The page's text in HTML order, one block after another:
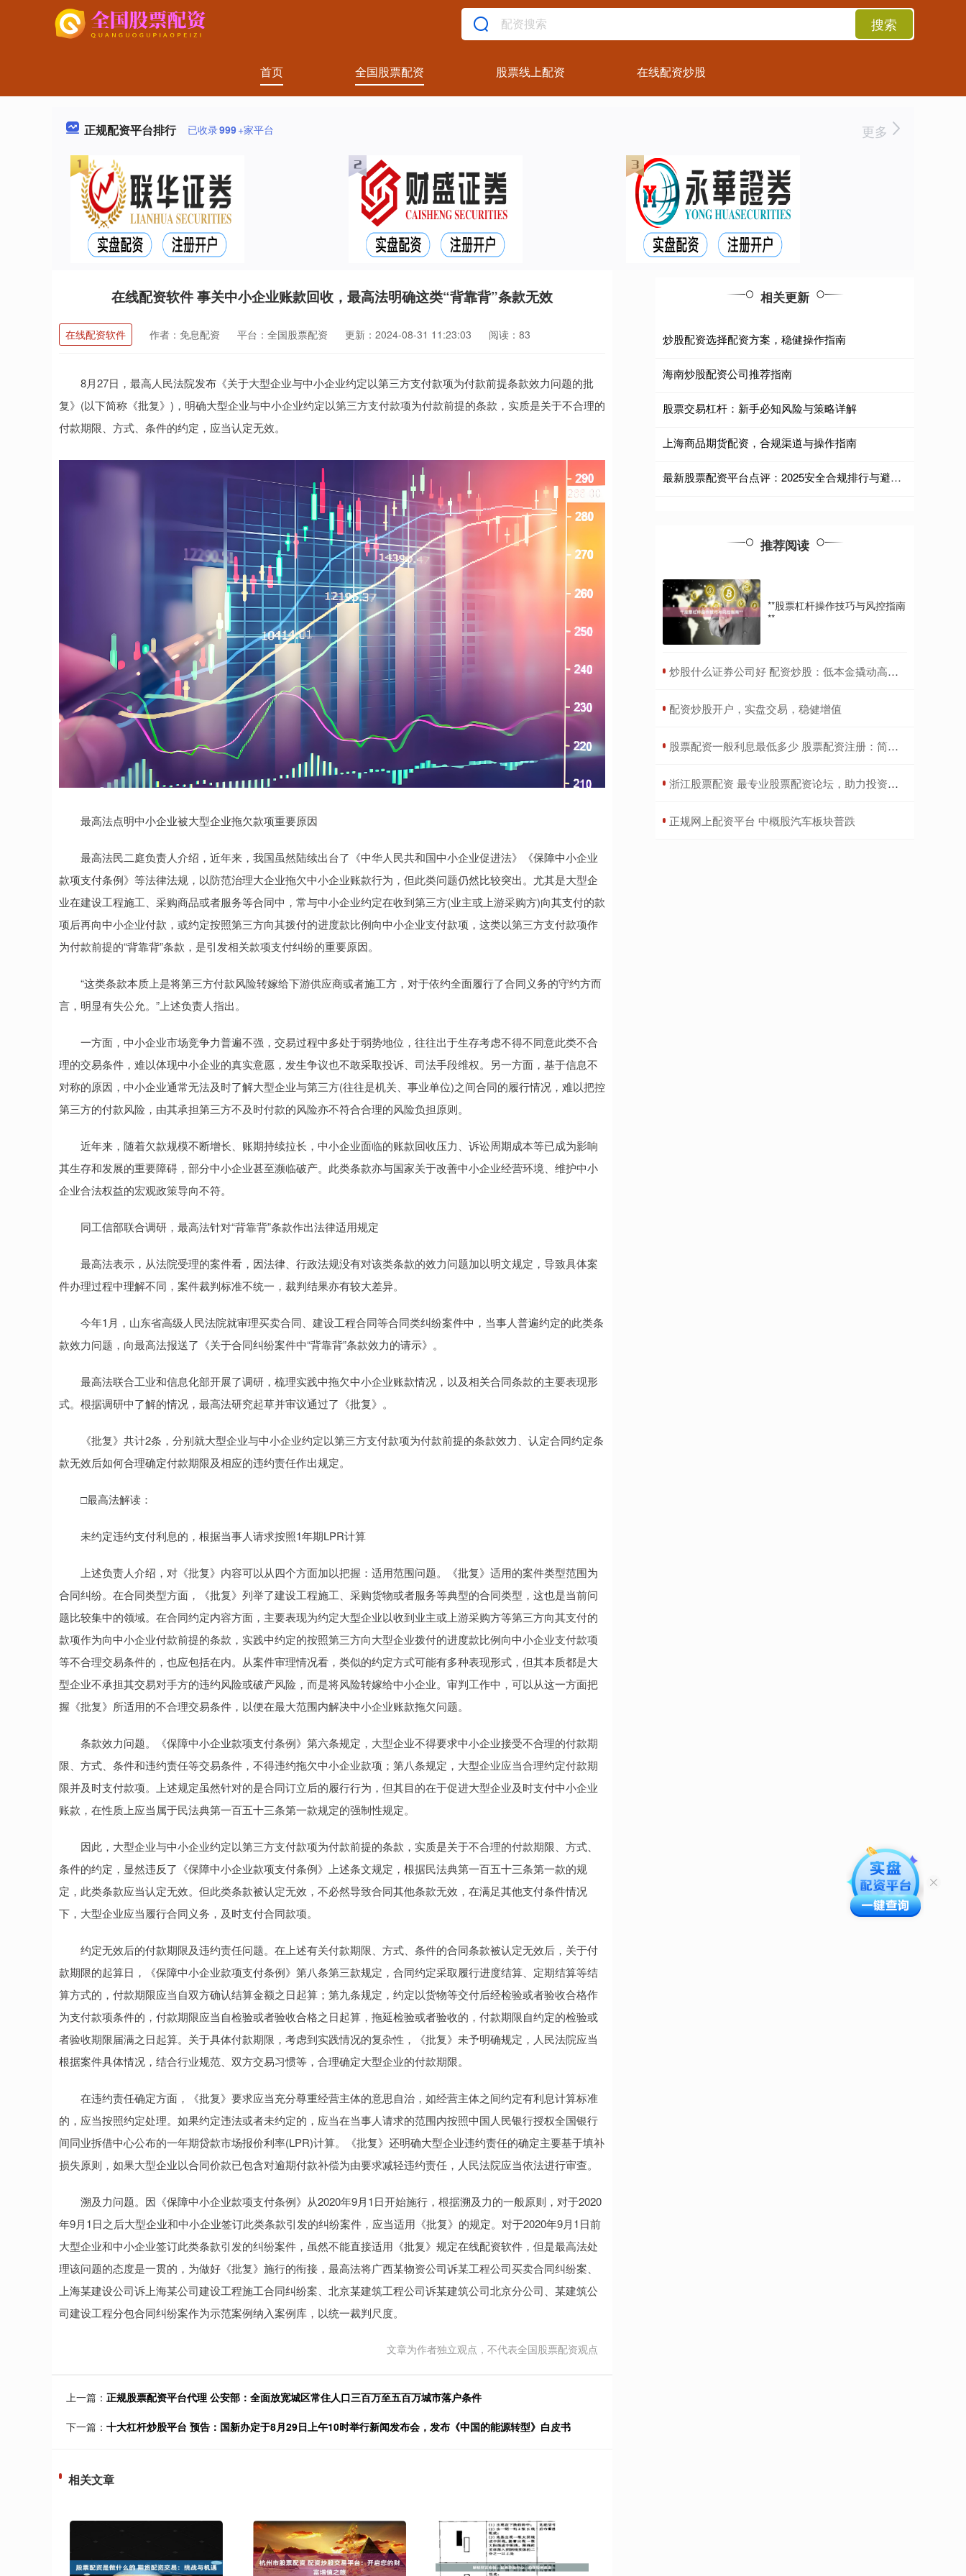
搜索
首页 全国股票配资 股票线上配资 在线配资炒股
正规配资平台排行 已收录999+家平台 更多
在线配资软件 事关中小企业账款回收，最高法明确这类“背靠背”条款无效
在线配资软件 作者：免息配资 平台：全国股票配资 更新：2024-08-31 11:23:03 阅读：83
8月27日，最高人民法院发布《关于大型企业与中小企业约定以第三方支付款项为付款前提条款效力问题的批
复》(以下简称《批复》)，明确大型企业与中小企业约定以第三方支付款项为付款前提的条款，实质是关于不合理的
付款期限、方式、条件的约定，应当认定无效。
最高法点明中小企业被大型企业拖欠款项重要原因
最高法民二庭负责人介绍，近年来，我国虽然陆续出台了《中华人民共和国中小企业促进法》《保障中小企业
款项支付条例》等法律法规，以防范治理大企业拖欠中小企业账款行为，但此类问题仍然比较突出。尤其是大型企
业在建设工程施工、采购商品或者服务等合同中，常与中小企业约定在收到第三方(业主或上游采购方)向其支付的款
项后再向中小企业付款，或约定按照第三方向其拨付的进度款比例向中小企业支付款项，这类以第三方支付款项作
为付款前提的“背靠背”条款，是引发相关款项支付纠纷的重要原因。
“这类条款本质上是将第三方付款风险转嫁给下游供应商或者施工方，对于依约全面履行了合同义务的守约方而
言，明显有失公允。”上述负责人指出。
一方面，中小企业市场竞争力普遍不强，交易过程中多处于弱势地位，往往出于生存考虑不得不同意此类不合
理的交易条件，难以体现中小企业的真实意愿，发生争议也不敢采取投诉、司法手段维权。另一方面，基于信息不
对称的原因，中小企业通常无法及时了解大型企业与第三方(往往是机关、事业单位)之间合同的履行情况，难以把控
第三方的付款风险，由其承担第三方不及时付款的风险亦不符合合理的风险负担原则。
近年来，随着欠款规模不断增长、账期持续拉长，中小企业面临的账款回收压力、诉讼周期成本等已成为影响
其生存和发展的重要障碍，部分中小企业甚至濒临破产。此类条款亦与国家关于改善中小企业经营环境、维护中小
企业合法权益的宏观政策导向不符。
同工信部联合调研，最高法针对“背靠背”条款作出法律适用规定
最高法表示，从法院受理的案件看，因法律、行政法规没有对该类条款的效力问题加以明文规定，导致具体案
件办理过程中理解不同，案件裁判标准不统一，裁判结果亦有较大差异。
今年1月，山东省高级人民法院就审理买卖合同、建设工程合同等合同类纠纷案件中，当事人普遍约定的此类条
款效力问题，向最高法报送了《关于合同纠纷案件中“背靠背”条款效力的请示》。
最高法联合工业和信息化部开展了调研，梳理实践中拖欠中小企业账款情况，以及相关合同条款的主要表现形
式。根据调研中了解的情况，最高法研究起草并审议通过了《批复》。
《批复》共计2条，分别就大型企业与中小企业约定以第三方支付款项为付款前提的条款效力、认定合同约定条
款无效后如何合理确定付款期限及相应的违约责任作出规定。
□最高法解读：
未约定违约支付利息的，根据当事人请求按照1年期LPR计算
上述负责人介绍，对《批复》内容可以从四个方面加以把握：适用范围问题。《批复》适用的案件类型范围为
合同纠纷。在合同类型方面，《批复》列举了建设工程施工、采购货物或者服务等典型的合同类型，这也是当前问
题比较集中的领域。在合同约定内容方面，主要表现为约定大型企业以收到业主或上游采购方等第三方向其支付的
款项作为向中小企业付款前提的条款，实践中约定的按照第三方向大型企业拨付的进度款比例向中小企业支付款项
等不合理交易条件的，也应包括在内。从案件审理情况看，类似的约定方式可能有多种表现形式，但其本质都是大
型企业不承担其交易对手方的违约风险或破产风险，而是将风险转嫁给中小企业。审判工作中，可以从这一方面把
握《批复》所适用的不合理交易条件，以便在最大范围内解决中小企业账款拖欠问题。
条款效力问题。《保障中小企业款项支付条例》第六条规定，大型企业不得要求中小企业接受不合理的付款期
限、方式、条件和违约责任等交易条件，不得违约拖欠中小企业款项；第八条规定，大型企业应当合理约定付款期
限并及时支付款项。上述规定虽然针对的是合同订立后的履行行为，但其目的在于促进大型企业及时支付中小企业
账款，在性质上应当属于民法典第一百五十三条第一款规定的强制性规定。
因此，大型企业与中小企业约定以第三方支付款项为付款前提的条款，实质是关于不合理的付款期限、方式、
条件的约定，显然违反了《保障中小企业款项支付条例》上述条文规定，根据民法典第一百五十三条第一款的规
定，此类条款应当认定无效。但此类条款被认定无效，不必然导致合同其他条款无效，在满足其他支付条件情况
下，大型企业应当履行合同义务，及时支付合同款项。
约定无效后的付款期限及违约责任问题。在上述有关付款期限、方式、条件的合同条款被认定无效后，关于付
款期限的起算日，《保障中小企业款项支付条例》第八条第三款规定，合同约定采取履行进度结算、定期结算等结
算方式的，付款期限应当自双方确认结算金额之日起算；第九条规定，约定以货物等交付后经检验或者验收合格作
为支付款项条件的，付款期限应当自检验或者验收合格之日起算，拖延检验或者验收的，付款期限自约定的检验或
者验收期限届满之日起算。关于具体付款期限，考虑到实践情况的复杂性，《批复》未予明确规定，人民法院应当
根据案件具体情况，结合行业规范、双方交易习惯等，合理确定大型企业的付款期限。
在违约责任确定方面，《批复》要求应当充分尊重经营主体的意思自治，如经营主体之间约定有利息计算标准
的，应当按照约定处理。如果约定违法或者未约定的，应当在当事人请求的范围内按照中国人民银行授权全国银行
间同业拆借中心公布的一年期贷款市场报价利率(LPR)计算。《批复》还明确大型企业违约责任的确定主要基于填补
损失原则，如果大型企业以合同价款已包含对逾期付款补偿为由要求减轻违约责任，人民法院应当依法进行审查。
溯及力问题。因《保障中小企业款项支付条例》从2020年9月1日开始施行，根据溯及力的一般原则，对于2020
年9月1日之后大型企业和中小企业签订此类条款引发的纠纷案件，应当适用《批复》的规定。对于2020年9月1日前
大型企业和中小企业签订此类条款引发的纠纷案件，虽然不能直接适用《批复》规定在线配资软件，但是最高法处
理该问题的态度是一贯的，为做好《批复》施行的衔接，最高法将广西某物资公司诉某工程公司买卖合同纠纷案、
上海某建设公司诉上海某公司建设工程施工合同纠纷案、北京某建筑工程公司诉某建筑公司北京分公司、某建筑公
司建设工程分包合同纠纷案作为示范案例纳入案例库，以统一裁判尺度。
文章为作者独立观点，不代表全国股票配资观点
上一篇： 正规股票配资平台代理 公安部：全面放宽城区常住人口三百万至五百万城市落户条件
下一篇： 十大杠杆炒股平台 预告：国新办定于8月29日上午10时举行新闻发布会，发布《中国的能源转型》白皮书
相关文章
相关更新
炒股配资选择配资方案，稳健操作指南
海南炒股配资公司推荐指南
股票交易杠杆：新手必知风险与策略详解
上海商品期货配资，合规渠道与操作指南
最新股票配资平台点评：2025安全合规排行与避坑指南
推荐阅读
**股票杠杆操作技巧与风控指南
**
​炒股什么证券公司好 配资炒股：低本金撬动高收益，谨慎入场
​配资炒股开户，实盘交易，稳健增值
​股票配资一般利息最低多少 股票配资注册：简单步骤加入投资行列
​浙江股票配资 最专业股票配资论坛，助力投资者财富增值
​正规网上配资平台 中概股汽车板块普跌